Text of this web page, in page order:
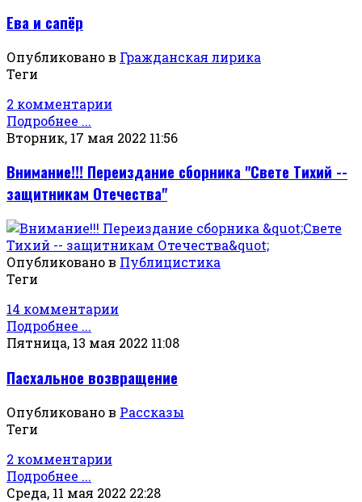
Ева и сапёр
Опубликовано в Гражданская лирика
Теги
2 комментарии
Подробнее ...
Вторник, 17 мая 2022 11:56
Внимание!!! Переиздание сборника "Свете Тихий --
защитникам Отечества"
Опубликовано в Публицистика
Теги
14 комментарии
Подробнее ...
Пятница, 13 мая 2022 11:08
Пасхальное возвращение
Опубликовано в Рассказы
Теги
2 комментарии
Подробнее ...
Среда, 11 мая 2022 22:28